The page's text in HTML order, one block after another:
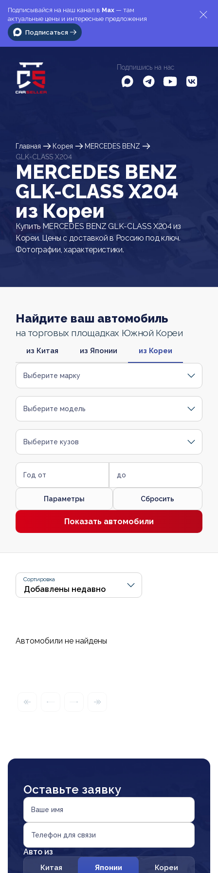
Подписывайся на наш канал в Max — там
актуальные цены и интересные предложения
Подписаться
Подпишись на нас
Главная Корея
MERCEDES BENZ
GLK-CLASS X204
MERCEDES BENZ
GLK-CLASS X204
из Кореи
Купить MERCEDES BENZ GLK-CLASS X204 из
Кореи. Цены с доставкой в Россию под ключ.
Фотографии, характеристики.
Найдите ваш автомобиль
на торговых площадках Южной Кореи
из Китая из Японии из Кореи
Выберите марку
Выберите модель
Выберите кузов
Год от до
Параметры Сбросить
Показать автомобили
Сортировка
Автомобили не найдены
Оставьте заявку
Ваше имя
Телефон для связи
Авто из
Китая Японии Кореи